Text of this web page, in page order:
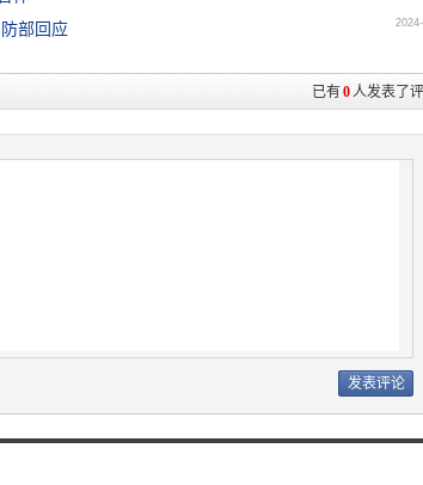
部回应
已有0人发表了